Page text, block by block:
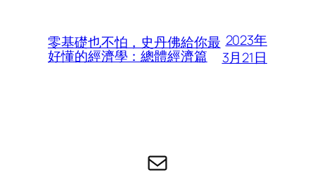
零基礎也不怕，史丹佛給你最
好懂的經濟學：總體經濟篇
2023年
3月21日
电子邮件